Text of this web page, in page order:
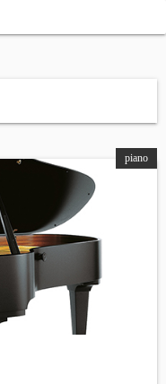
piano